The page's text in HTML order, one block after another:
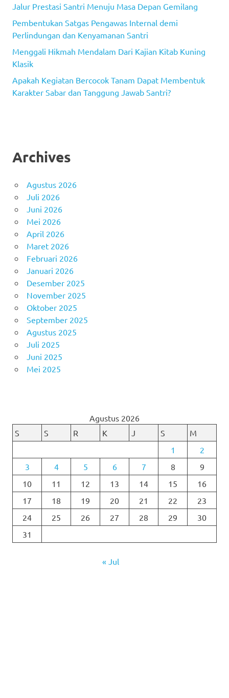
Jalur Prestasi Santri Menuju Masa Depan Gemilang
Pembentukan Satgas Pengawas Internal demi
Perlindungan dan Kenyamanan Santri
Menggali Hikmah Mendalam Dari Kajian Kitab Kuning
Klasik
Apakah Kegiatan Bercocok Tanam Dapat Membentuk
Karakter Sabar dan Tanggung Jawab Santri?
Archives
Agustus 2026
Juli 2026
Juni 2026
Mei 2026
April 2026
Maret 2026
Februari 2026
Januari 2026
Desember 2025
November 2025
Oktober 2025
September 2025
Agustus 2025
Juli 2025
Juni 2025
Mei 2025
Agustus 2026
S
S R K J S
M
1
2
3
4 5 6 7 8
9
10
11 12 13 14 15
16
17
18 19 20 21 22
23
24
25 26 27 28 29
30
31
« Jul